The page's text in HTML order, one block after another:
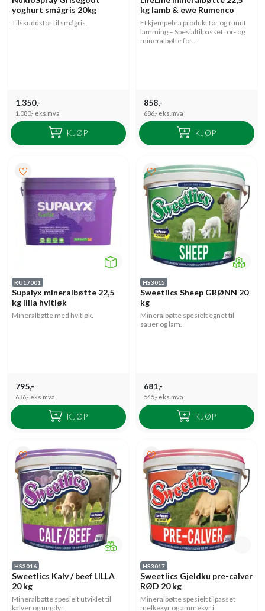
yoghurt smågris 20kg
Tilskuddsfor til smågris.
1.350,-
1.080,- eks.mva
KJØP
kg lamb & ewe Rumenco
Et kjempebra produkt før og rundt
lamming – Spesialtilpasset fôr- og
mineralbøtte for...
858,-
686,- eks.mva
KJØP
RU17001
Supalyx mineralbøtte 22,5
kg lilla hvitløk
Mineralbøtte med hvitløk.
795,-
636,- eks.mva
KJØP
HS3015
Sweetlics Sheep GRØNN 20
kg
Mineralbøtte spesielt egnet til
sauer og lam.
681,-
545,- eks.mva
KJØP
HS3016
Sweetlics Kalv / beef LILLA
20 kg
Mineralbøtte spesielt utviklet til
kalver og ungdyr.
HS3017
Sweetlics Gjeldku pre-calver
RØD 20 kg
Mineralbøtte spesielt tilpasset
melkekyr og ammekyr i